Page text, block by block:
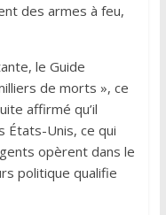
des armes à feu,
le Guide
de morts », ce
affirmé qu’il
États-Unis, ce qui
opèrent dans le
politique qualifie